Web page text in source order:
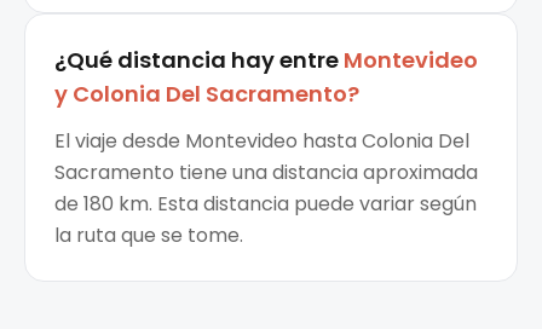
¿Qué distancia hay entre Montevideo
y Colonia Del Sacramento?
El viaje desde Montevideo hasta Colonia Del
Sacramento tiene una distancia aproximada
de 180 km. Esta distancia puede variar según
la ruta que se tome.